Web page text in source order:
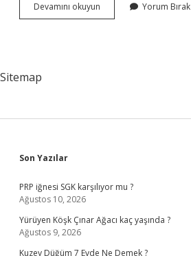
Devamını okuyun
Otu
Yorum Bırak
Sitemap
Sidebar
Son Yazılar
PRP iğnesi SGK karşılıyor mu ?
Ağustos 10, 2026
Yürüyen Köşk Çınar Ağacı kaç yaşında ?
Ağustos 9, 2026
Kuzey Düğüm 7 Evde Ne Demek ?